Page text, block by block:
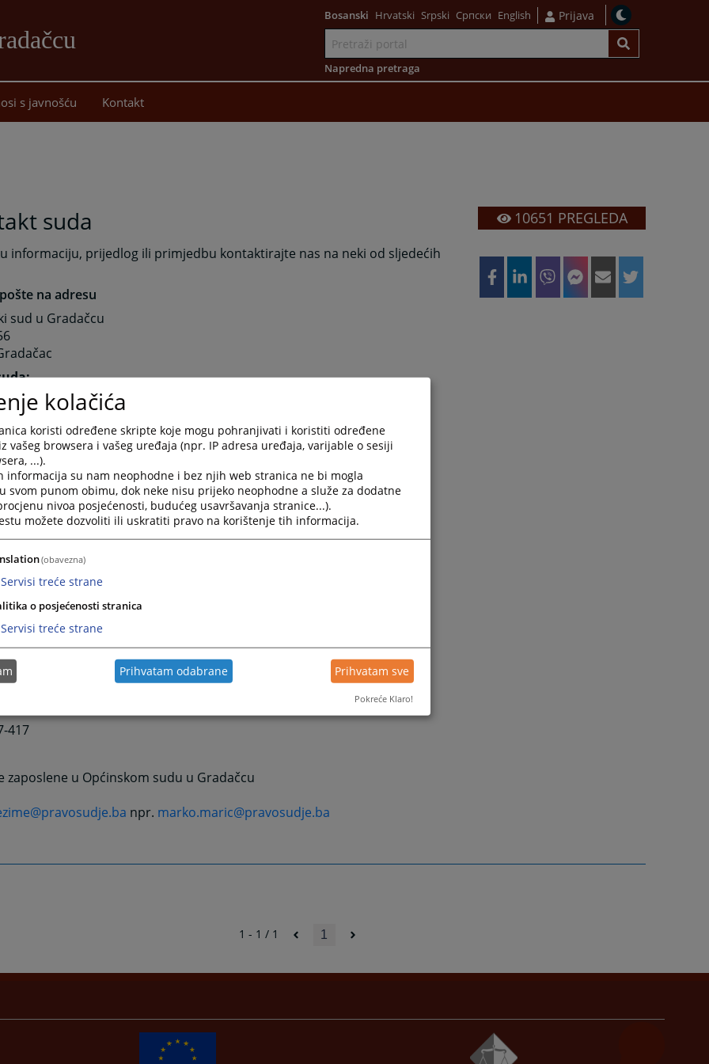
sadržaj
Bosanski Hrvatski Srpski Српски English Prijava
Napredna pretraga
s javnošću Kontakt
suda
informaciju, prijedlog ili primjedbu kontaktirajte nas na neki od sljedećih
na adresu
sud u Gradačcu
na broj
i fax broj:
385
suda:
495
280
suda:
487
suda:
494
486
417
zaposlene u Općinskom sudu u Gradačcu
npr. marko.maric@pravosudje.ba
10651 PREGLEDA
1 - 1 / 1 1
kolačića
koristi određene skripte koje mogu pohranjivati i koristiti određene
vašeg browsera i vašeg uređaja (npr. IP adresa uređaja, varijable o sesiji
...).
informacija su nam neophodne i bez njih web stranica ne bi mogla
svom punom obimu, dok neke nisu prijeko neophodne a služe za dodatne
nivoa posjećenosti, budućeg usavršavanja stranice...).
možete dozvoliti ili uskratiti pravo na korištenje tih informacija.
(obavezna)
Servisi treće strane
o posjećenosti stranica
Servisi treće strane
Prihvatam odabrane Prihvatam sve
Pokreće Klaro!